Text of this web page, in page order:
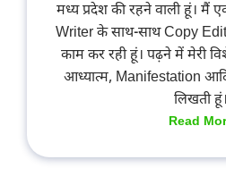
मध्य प्रदेश की रहने वाली हूं। मैं
Writer के साथ-साथ Copy
काम कर रही हूं। पढ़ने में मेरी
आध्यात्म, Manifestation
लिखती हूं।
Read